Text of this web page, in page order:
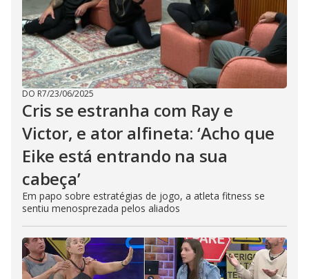
DO R7/23/06/2025
Cris se estranha com Ray e
Victor, e ator alfineta: ‘Acho que
Eike está entrando na sua
cabeça’
Em papo sobre estratégias de jogo, a atleta fitness se
sentiu menosprezada pelos aliados